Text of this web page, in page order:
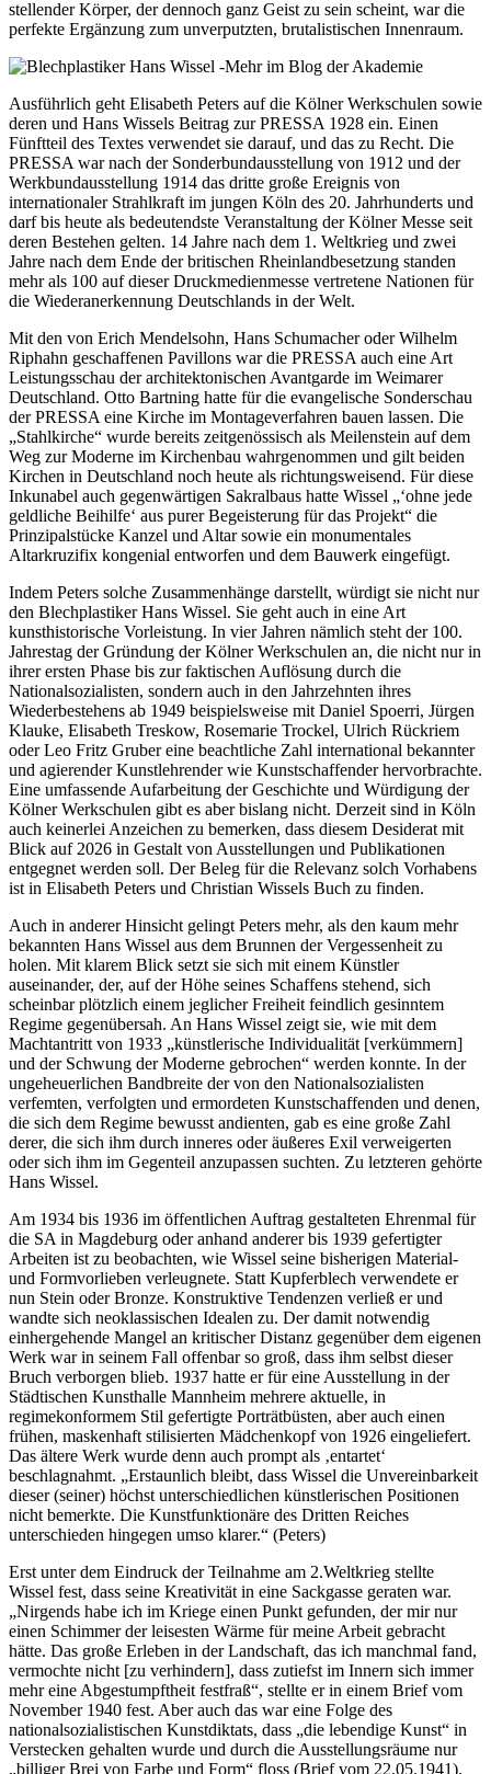
stellender Körper, der dennoch ganz Geist zu sein scheint, war die
perfekte Ergänzung zum unverputzten, brutalistischen Innenraum.
Ausführlich geht Elisabeth Peters auf die Kölner Werkschulen sowie
deren und Hans Wissels Beitrag zur PRESSA 1928 ein. Einen
Fünftteil des Textes verwendet sie darauf, und das zu Recht. Die
PRESSA war nach der Sonderbundausstellung von 1912 und der
Werkbundausstellung 1914 das dritte große Ereignis von
internationaler Strahlkraft im jungen Köln des 20. Jahrhunderts und
darf bis heute als bedeutendste Veranstaltung der Kölner Messe seit
deren Bestehen gelten. 14 Jahre nach dem 1. Weltkrieg und zwei
Jahre nach dem Ende der britischen Rheinlandbesetzung standen
mehr als 100 auf dieser Druckmedienmesse vertretene Nationen für
die Wiederanerkennung Deutschlands in der Welt.
Mit den von Erich Mendelsohn, Hans Schumacher oder Wilhelm
Riphahn geschaffenen Pavillons war die PRESSA auch eine Art
Leistungsschau der architektonischen Avantgarde im Weimarer
Deutschland. Otto Bartning hatte für die evangelische Sonderschau
der PRESSA eine Kirche im Montageverfahren bauen lassen. Die
„Stahlkirche“ wurde bereits zeitgenössisch als Meilenstein auf dem
Weg zur Moderne im Kirchenbau wahrgenommen und gilt beiden
Kirchen in Deutschland noch heute als richtungsweisend. Für diese
Inkunabel auch gegenwärtigen Sakralbaus hatte Wissel „‘ohne jede
geldliche Beihilfe‘ aus purer Begeisterung für das Projekt“ die
Prinzipalstücke Kanzel und Altar sowie ein monumentales
Altarkruzifix kongenial entworfen und dem Bauwerk eingefügt.
Indem Peters solche Zusammenhänge darstellt, würdigt sie nicht nur
den Blechplastiker Hans Wissel. Sie geht auch in eine Art
kunsthistorische Vorleistung. In vier Jahren nämlich steht der 100.
Jahrestag der Gründung der Kölner Werkschulen an, die nicht nur in
ihrer ersten Phase bis zur faktischen Auflösung durch die
Nationalsozialisten, sondern auch in den Jahrzehnten ihres
Wiederbestehens ab 1949 beispielsweise mit Daniel Spoerri, Jürgen
Klauke, Elisabeth Treskow, Rosemarie Trockel, Ulrich Rückriem
oder Leo Fritz Gruber eine beachtliche Zahl international bekannter
und agierender Kunstlehrender wie Kunstschaffender hervorbrachte.
Eine umfassende Aufarbeitung der Geschichte und Würdigung der
Kölner Werkschulen gibt es aber bislang nicht. Derzeit sind in Köln
auch keinerlei Anzeichen zu bemerken, dass diesem Desiderat mit
Blick auf 2026 in Gestalt von Ausstellungen und Publikationen
entgegnet werden soll. Der Beleg für die Relevanz solch Vorhabens
ist in Elisabeth Peters und Christian Wissels Buch zu finden.
Auch in anderer Hinsicht gelingt Peters mehr, als den kaum mehr
bekannten Hans Wissel aus dem Brunnen der Vergessenheit zu
holen. Mit klarem Blick setzt sie sich mit einem Künstler
auseinander, der, auf der Höhe seines Schaffens stehend, sich
scheinbar plötzlich einem jeglicher Freiheit feindlich gesinntem
Regime gegenübersah. An Hans Wissel zeigt sie, wie mit dem
Machtantritt von 1933 „künstlerische Individualität [verkümmern]
und der Schwung der Moderne gebrochen“ werden konnte. In der
ungeheuerlichen Bandbreite der von den Nationalsozialisten
verfemten, verfolgten und ermordeten Kunstschaffenden und denen,
die sich dem Regime bewusst andienten, gab es eine große Zahl
derer, die sich ihm durch inneres oder äußeres Exil verweigerten
oder sich ihm im Gegenteil anzupassen suchten. Zu letzteren gehörte
Hans Wissel.
Am 1934 bis 1936 im öffentlichen Auftrag gestalteten Ehrenmal für
die SA in Magdeburg oder anhand anderer bis 1939 gefertigter
Arbeiten ist zu beobachten, wie Wissel seine bisherigen Material-
und Formvorlieben verleugnete. Statt Kupferblech verwendete er
nun Stein oder Bronze. Konstruktive Tendenzen verließ er und
wandte sich neoklassischen Idealen zu. Der damit notwendig
einhergehende Mangel an kritischer Distanz gegenüber dem eigenen
Werk war in seinem Fall offenbar so groß, dass ihm selbst dieser
Bruch verborgen blieb. 1937 hatte er für eine Ausstellung in der
Städtischen Kunsthalle Mannheim mehrere aktuelle, in
regimekonformem Stil gefertigte Porträtbüsten, aber auch einen
frühen, maskenhaft stilisierten Mädchenkopf von 1926 eingeliefert.
Das ältere Werk wurde denn auch prompt als ‚entartet‘
beschlagnahmt. „Erstaunlich bleibt, dass Wissel die Unvereinbarkeit
dieser (seiner) höchst unterschiedlichen künstlerischen Positionen
nicht bemerkte. Die Kunstfunktionäre des Dritten Reiches
unterschieden hingegen umso klarer.“ (Peters)
Erst unter dem Eindruck der Teilnahme am 2.Weltkrieg stellte
Wissel fest, dass seine Kreativität in eine Sackgasse geraten war.
„Nirgends habe ich im Kriege einen Punkt gefunden, der mir nur
einen Schimmer der leisesten Wärme für meine Arbeit gebracht
hätte. Das große Erleben in der Landschaft, das ich manchmal fand,
vermochte nicht [zu verhindern], dass zutiefst im Innern sich immer
mehr eine Abgestumpftheit festfraß“, stellte er in einem Brief vom
November 1940 fest. Aber auch das war eine Folge des
nationalsozialistischen Kunstdiktats, dass „die lebendige Kunst“ in
Verstecken gehalten wurde und durch die Ausstellungsräume nur
„billiger Brei von Farbe und Form“ floss (Brief vom 22.05.1941).